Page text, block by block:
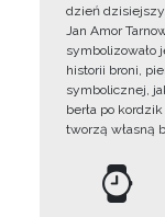
dzień
Jan Amor
symbolizowało
historii broni,
symbolicznej,
berła po
tworzą własną